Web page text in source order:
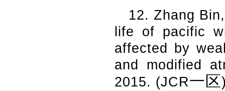
12. Zhang
life of pacific
affected by
and modified
2015. (JCR一区